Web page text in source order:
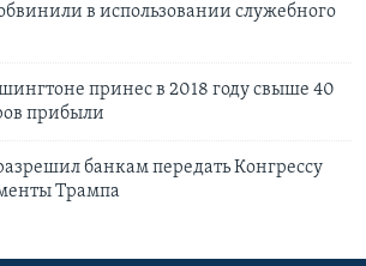
в использовании служебного
принес в 2018 году свыше 40
прибыли
банкам передать Конгрессу
Трампа